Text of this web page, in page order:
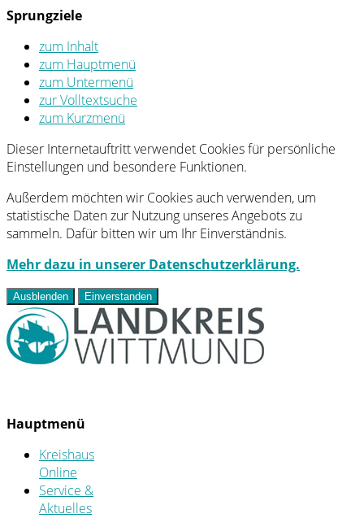
Sprungziele
zum Inhalt
zum Hauptmenü
zum Untermenü
zur Volltextsuche
zum Kurzmenü
Dieser Internetauftritt verwendet Cookies für persönliche
Einstellungen und besondere Funktionen.
Außerdem möchten wir Cookies auch verwenden, um
statistische Daten zur Nutzung unseres Angebots zu
sammeln. Dafür bitten wir um Ihr Einverständnis.
Mehr dazu in unserer Datenschutzerklärung.
Ausblenden Einverstanden
Hauptmenü
Kreishaus
Online
Service &
Aktuelles